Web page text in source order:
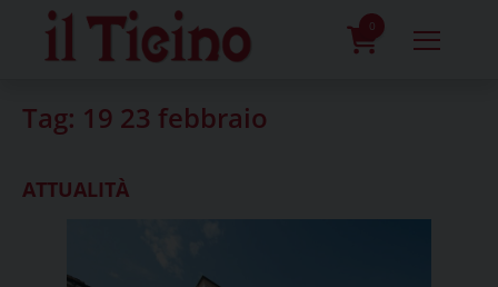
content
0
Tag: 19 23 febbraio
ATTUALITÀ